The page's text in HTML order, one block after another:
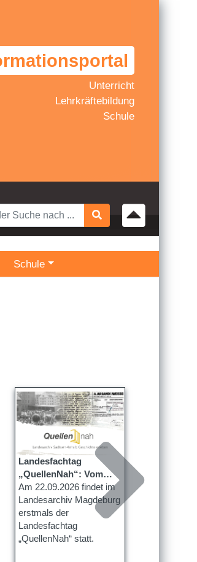
Unterricht
Lehrkräftebildung
Schule
Schule
Landesfachtag
„QuellenNah“: Vom
Archiv zur Lehrpraxis
Am 22.09.2026 findet im
Landesarchiv Magdeburg
erstmals der
Landesfachtag
„QuellenNah“ statt.